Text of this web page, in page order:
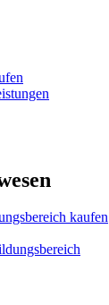
kaufen